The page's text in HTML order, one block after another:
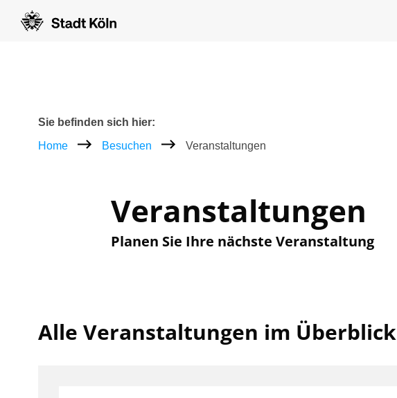
Breadcrumb
Sie befinden sich hier:
Home
Besuchen Veranstaltungen
Veranstaltungen
Planen Sie Ihre nächste Veranstaltung
Alle Veranstaltungen im Überblick